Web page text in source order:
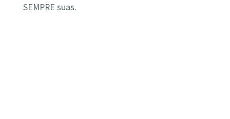
SEMPRE suas.